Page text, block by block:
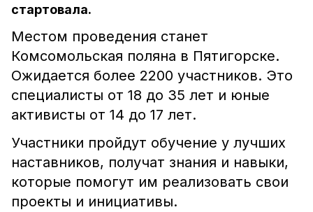
стартовала.
Местом проведения станет
Комсомольская поляна в Пятигорске.
Ожидается более 2200 участников. Это
специалисты от 18 до 35 лет и юные
активисты от 14 до 17 лет.
Участники пройдут обучение у лучших
наставников, получат знания и навыки,
которые помогут им реализовать свои
проекты и инициативы.